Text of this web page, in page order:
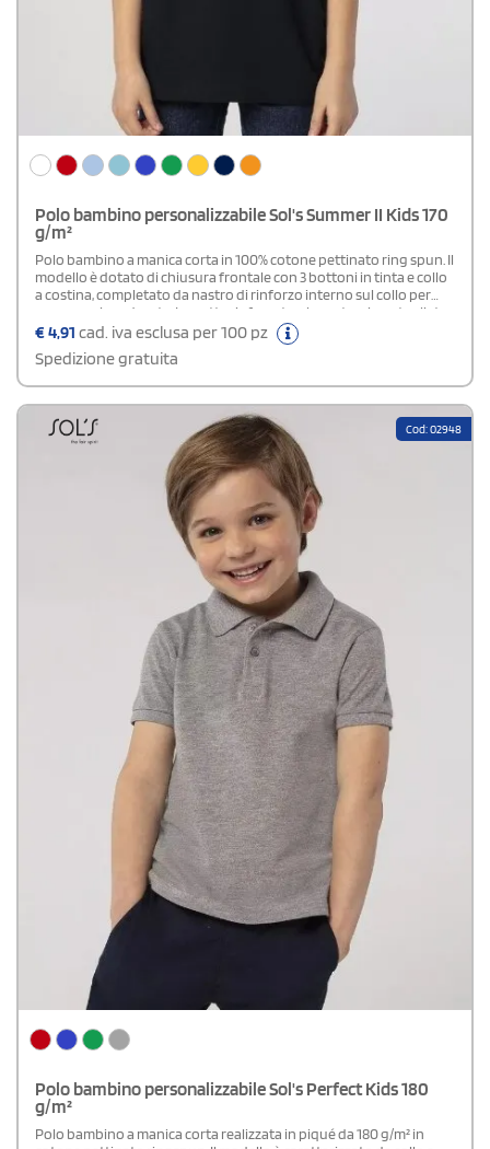
Polo bambino personalizzabile Sol's Summer II Kids 170
g/m²
Polo bambino a manica corta in 100% cotone pettinato ring spun. Il
modello è dotato di chiusura frontale con 3 bottoni in tinta e collo
a costina, completato da nastro di rinforzo interno sul collo per
una maggiore durata. La patta rinforzata e la costruzione tagliata
e cucita garantiscono una vestibilità curata, mentre il fondo dritto
con spacchi laterali assicura libertà di movimento.Disponibile
modello Uomo e Donna
€4,91 cad. iva esclusa per 100 pz
Spedizione gratuita
Cod: 02948
Polo bambino personalizzabile Sol's Perfect Kids 180
g/m²
Polo bambino a manica corta realizzata in piqué da 180 g/m² in